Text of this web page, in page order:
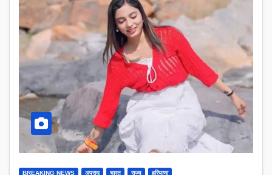
BREAKING NEWS अपराध भारत राज्य हरियाणा